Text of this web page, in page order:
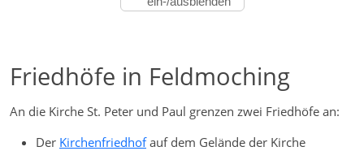
Friedhöfe in Feldmoching
An die Kirche St. Peter und Paul grenzen zwei Friedhöfe an:
Der Kirchenfriedhofauf dem Gelände der Kirche